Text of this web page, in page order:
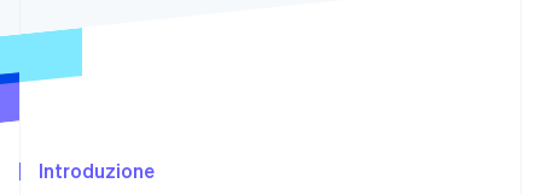
Prevenzione delle frodi
Climate
Introduzione